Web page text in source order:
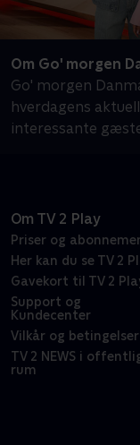
Om Go' morgen
Go' morgen
hverdagens
interessante
Om TV 2 Play
Priser og
Her kan du se TV 2
Gavekort til TV 2
Support og
Kundecenter
Vilkår og betingelser
TV 2 NEWS i
rum